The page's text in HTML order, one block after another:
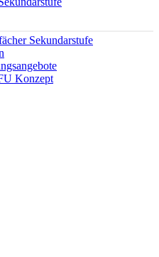
Sekundarstufe
Konzept